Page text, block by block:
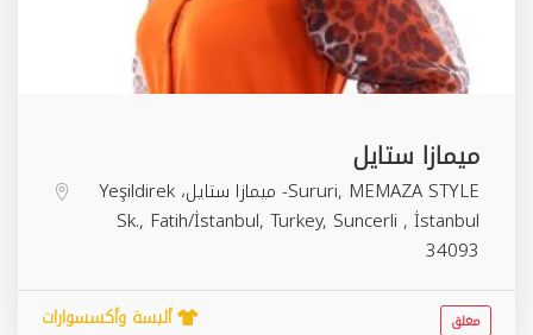
ميمازا ستايل
Sururi, MEMAZA STYLE- ميمازا ستايل، Yeşildirek
Sk., Fatih/İstanbul, Turkey, Suncerli , İstanbul
34093
ألبسة وأكسسوارات مغلق